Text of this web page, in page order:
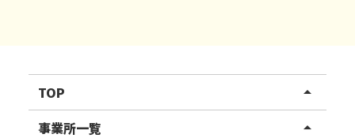
TOP arrow_drop_up
リハスワーク
事業所一覧 arrow_drop_up